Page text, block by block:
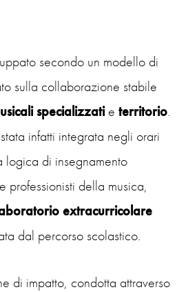
secondo un modello di
sulla collaborazione stabile
specializzatie territorio.
infatti integrata negli orari
logica di insegnamento
professionisti della musica,
extracurricolare
dal percorso scolastico.
di impatto, condotta attraverso